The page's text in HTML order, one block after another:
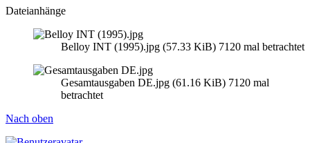
Dateianhänge
Belloy INT (1995).jpg (57.33 KiB) 7120 mal betrachtet
Gesamtausgaben DE.jpg (61.16 KiB) 7120 mal
betrachtet
Nach oben